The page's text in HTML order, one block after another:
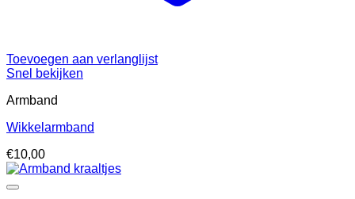
Toevoegen aan verlanglijst
Snel bekijken
Armband
Wikkelarmband
€10,00